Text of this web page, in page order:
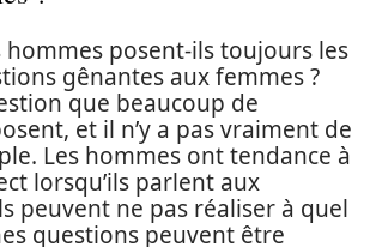
posent-ils toujours les
gênantes aux femmes ?
que beaucoup de
et il n’y a pas vraiment de
Les hommes ont tendance à
lorsqu’ils parlent aux
peuvent ne pas réaliser à quel
questions peuvent être